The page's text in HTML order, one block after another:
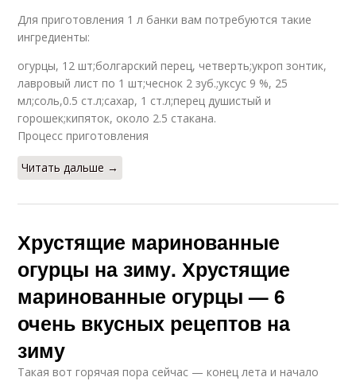
Для приготовления 1 л банки вам потребуются такие
ингредиенты:
огурцы, 12 шт;болгарский перец, четверть;укроп зонтик,
лавровый лист по 1 шт;чеснок 2 зуб.;уксус 9 %, 25
мл;соль,0.5 ст.л;сахар, 1 ст.л;перец душистый и
горошек;кипяток, около 2.5 стакана.
Процесс приготовления
Читать дальше →
Хрустящие маринованные
огурцы на зиму. Хрустящие
маринованные огурцы — 6
очень вкусных рецептов на
зиму
Такая вот горячая пора сейчас — конец лета и начало